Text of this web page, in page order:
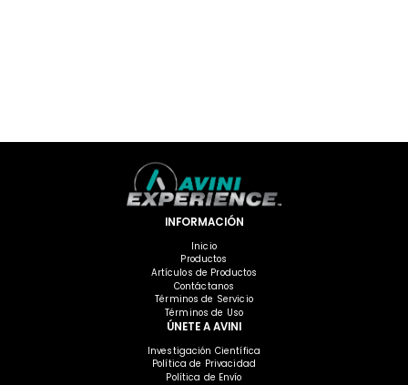
INFORMACIÓN
Inicio
Productos
Artículos de Productos
Contáctanos
Términos de Servicio
Términos de Uso
ÚNETE A AVINI
Investigación Científica
Política de Privacidad
Política de Envío